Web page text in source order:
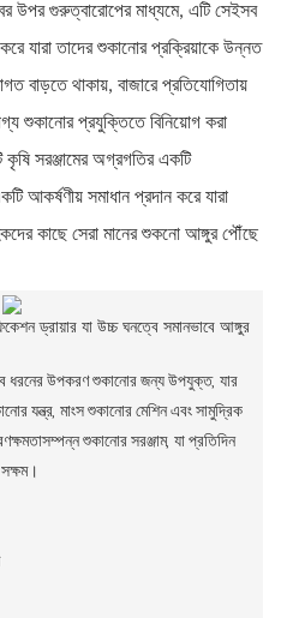
উপর গুরুত্বারোপের মাধ্যমে, এটি সেইসব
যারা তাদের শুকানোর প্রক্রিয়াকে উন্নত
বাড়তে থাকায়, বাজারে প্রতিযোগিতায়
শুকানোর প্রযুক্তিতে বিনিয়োগ করা
কৃষি সরঞ্জামের অগ্রগতির একটি
আকর্ষণীয় সমাধান প্রদান করে যারা
কাছে সেরা মানের শুকনো আঙ্গুর পৌঁছে
ড্রায়ার যা উচ্চ ঘনত্বে সমানভাবে আঙ্গুর
ধরনের উপকরণ শুকানোর জন্য উপযুক্ত, যার
যন্ত্র, মাংস শুকানোর মেশিন এবং সামুদ্রিক
শুকানোর সরঞ্জাম, যা প্রতিদিন